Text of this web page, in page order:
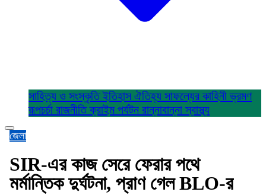
সাহিত্য ও সংস্কৃতিইতিহাস ঐতিহ্য সাফল্যের কাহিনীভ্রমণ
রূপচর্চা রাজনীতিক্রাইম পর্যটন রান্নাবান্নাস্বাস্থ্য
জেলা
SIR-এর কাজ সেরে ফেরার পথে
মর্মান্তিক দুর্ঘটনা, প্রাণ গেল BLO-র